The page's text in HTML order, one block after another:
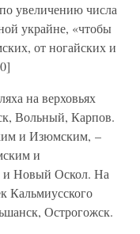
увеличению числа
украйне, «чтобы
от ногайских и
на верховьях
Вольный, Карпов.
и Изюмским, –
и
и Новый Оскол. На
Кальмиусского
Острогожск.